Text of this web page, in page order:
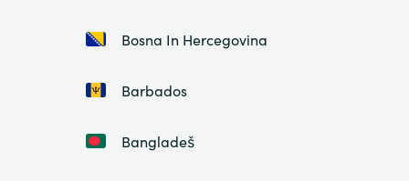
Bosna In Hercegovina
Barbados
Bangladeš